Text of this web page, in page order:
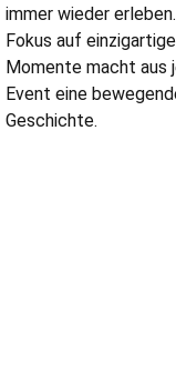
immer wieder
Fokus auf einzigartige
Momente macht aus
Event eine
Geschichte.